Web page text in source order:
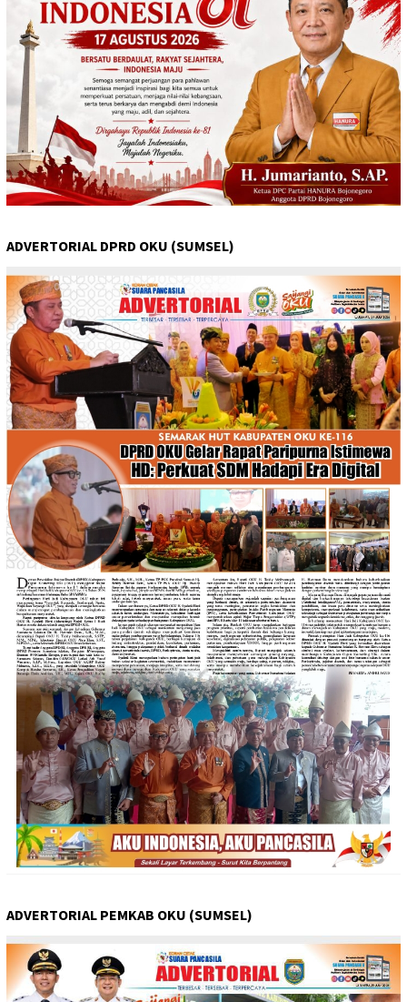
ADVERTORIAL DPRD OKU (SUMSEL)
ADVERTORIAL PEMKAB OKU (SUMSEL)